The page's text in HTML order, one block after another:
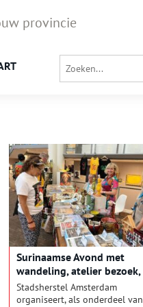
provincie
Surinaamse Avond met
wandeling, atelier bezoek,
expositie en lezing
Stadsherstel Amsterdam
organiseert, als onderdeel van